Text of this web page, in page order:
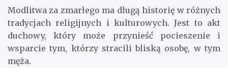
Modlitwa za zmarłego ma długą historię w różnych
tradycjach religijnych i kulturowych. Jest to akt
duchowy, który może przynieść pocieszenie i
wsparcie tym, którzy stracili bliską osobę, w tym
męża.